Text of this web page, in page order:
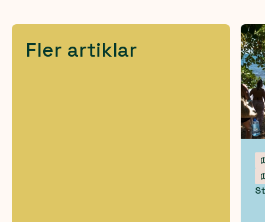
Fler artiklar